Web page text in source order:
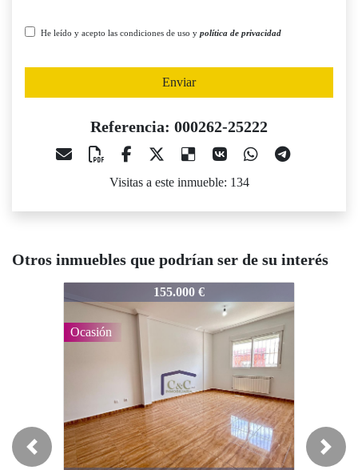
He leído y acepto las condiciones de uso y política de privacidad
Enviar
Referencia: 000262-25222
Visitas a este inmueble: 134
Otros inmuebles que podrían ser de su interés
155.000 €
Ocasión
000262-25222
Previous Next